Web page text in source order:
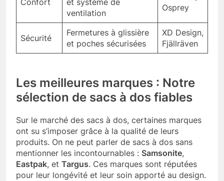
Confort
et système de
ventilation
Osprey
Sécurité
Fermetures à glissière
et poches sécurisées
XD Design,
Fjällräven
Les meilleures marques : Notre
sélection de sacs à dos fiables
Sur le marché des sacs à dos, certaines marques
ont su s’imposer grâce à la qualité de leurs
produits. On ne peut parler de sacs à dos sans
mentionner les incontournables : Samsonite,
Eastpak, et Targus. Ces marques sont réputées
pour leur longévité et leur soin apporté au design.